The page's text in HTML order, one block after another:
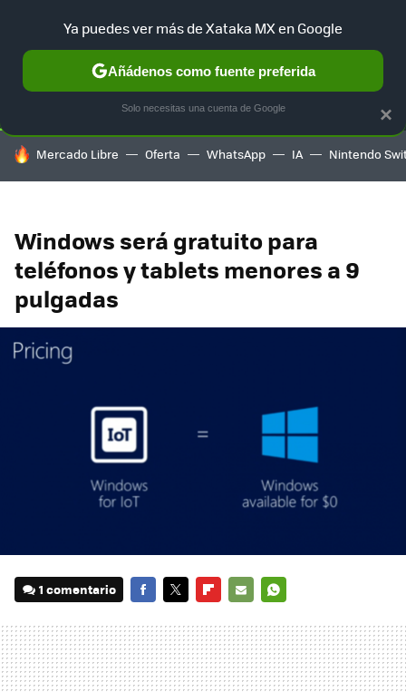
SELECCIÓN GAMING HOME AUTO TERRITORIO
HOY SE HABLA DE
Mercado Libre Oferta WhatsApp IA Nintendo
Windows será gratuito para
teléfonos y tablets menores a 9
pulgadas
1 comentario
MAIL
×
Ya puedes ver más de Xataka MX en Google
Añádenos como fuente preferida
Solo necesitas una cuenta de Google